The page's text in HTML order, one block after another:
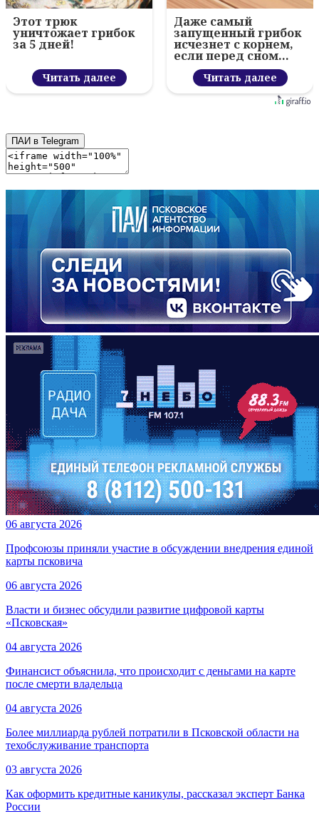
Этот трюк
уничтожает грибок
за 5 дней!
Читать далее
Даже самый
запущенный грибок
исчезнет с корнем,
если перед сном…
Читать далее
ПАИ в Telegram
06 августа 2026
Профсоюзы приняли участие в обсуждении внедрения единой
карты псковича
06 августа 2026
Власти и бизнес обсудили развитие цифровой карты
«Псковская»
04 августа 2026
Финансист объяснила, что происходит с деньгами на карте
после смерти владельца
04 августа 2026
Более миллиарда рублей потратили в Псковской области на
техобслуживание транспорта
03 августа 2026
Как оформить кредитные каникулы, рассказал эксперт Банка
России